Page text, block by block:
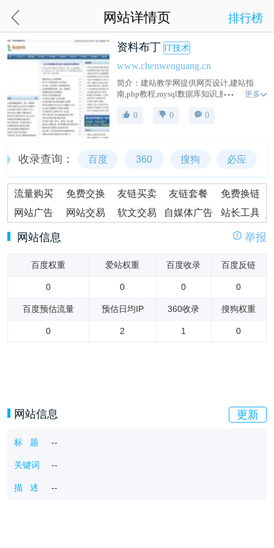
网站详情页 排行榜
资料布丁 IT技术
www.chenwenguang.cn
简介：建站教学网提供网页设计,建站指
南,php教程,mysql数据库知识,服务器搭
建站经验分享,建站技术交流,让你建站更便
更多
0 0 0
收录查询： 百度 360 搜狗 必应
流量购买 免费交换 友链买卖 友链套餐
免费换链
网站广告
网站交易 软文交易 自媒体广告 站长工具
网站信息 举报
百度权重 爱站权重 百度收录 百度反链
0 0 0 0
百度预估流量 预估日均IP 360收录 搜狗权重
0 2 1 0
网站信息 更新
标 题 --
关键词 --
描 述 --